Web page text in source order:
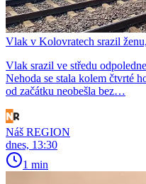
Vlak v Kolovratech srazil
Vlak srazil ve středu
Nehoda se stala kolem čtvrté
od začátku neobešla bez…
Náš REGION
dnes, 13:30
1 min